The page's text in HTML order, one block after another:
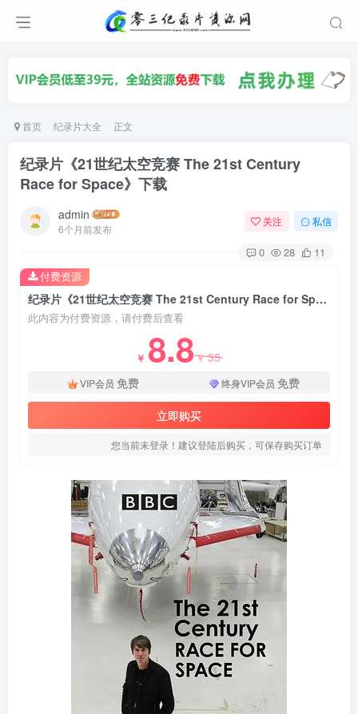
首页 纪录片大全 正文
纪录片《21世纪太空竞赛 The 21st Century
Race for Space》下载
admin
6个月前发布
关注 私信
0 28 11
纪录片《21世纪太空竞赛 The 21st Century Race for Space》下载
此内容为付费资源，请付费后查看
￥ 8.8￥35
VIP会员 免费 终身VIP会员 免费
立即购买
您当前未登录！建议登陆后购买，可保存购买订单
付费资源